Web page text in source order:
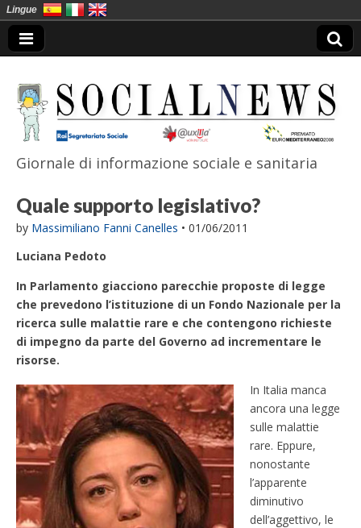
SocialNews
Giornale di informazione sociale e sanitaria
Quale supporto legislativo?
by Massimiliano Fanni Canelles • 01/06/2011
Luciana Pedoto
In Parlamento giacciono parecchie proposte di legge
che prevedono l’istituzione di un Fondo Nazionale per la
ricerca sulle malattie rare e che contengono richieste
di impegno da parte del Governo ad incrementare le
risorse.
In Italia manca
ancora una legge
sulle malattie
rare. Eppure,
nonostante
l’apparente
diminutivo
dell’aggettivo, le
Lingue